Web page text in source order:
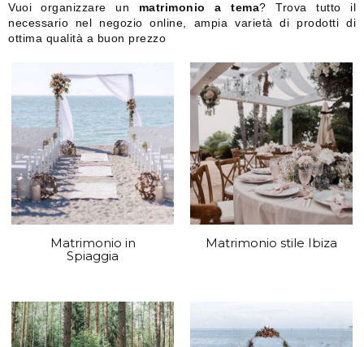
Vuoi organizzare un matrimonio a tema? Trova tutto il
necessario nel negozio online, ampia varietà di prodotti di
ottima qualità a buon prezzo
Matrimonio in
Spiaggia
Matrimonio stile Ibiza